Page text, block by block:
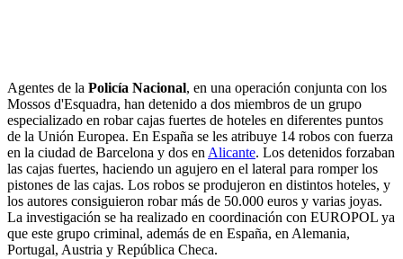
Agentes de la Policía Nacional, en una operación conjunta con los
Mossos d'Esquadra, han detenido a dos miembros de un grupo
especializado en robar cajas fuertes de hoteles en diferentes puntos
de la Unión Europea. En España se les atribuye 14 robos con fuerza
en la ciudad de Barcelona y dos en Alicante. Los detenidos forzaban
las cajas fuertes, haciendo un agujero en el lateral para romper los
pistones de las cajas. Los robos se produjeron en distintos hoteles, y
los autores consiguieron robar más de 50.000 euros y varias joyas.
La investigación se ha realizado en coordinación con EUROPOL ya
que este grupo criminal, además de en España, en Alemania,
Portugal, Austria y República Checa.